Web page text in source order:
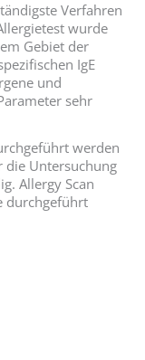
Verfahren
wurde
Gebiet der
IgE
und
sehr
werden
die Untersuchung
Allergy Scan
durchgeführt